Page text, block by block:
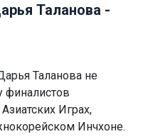
Таланова -
Таланова не
финалистов
Играх,
Инчхоне.